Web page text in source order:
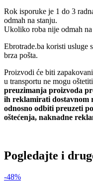
Rok isporuke je 1 do 3
odmah na stanju.
Ukoliko roba nije odmah
Ebrotrade.ba koristi usluge
brza pošta.
Proizvodi će biti
u transportu ne mogu
preuzimanja proizvoda
ih reklamirati dostavnom
odnosno odbiti preuzeti
oštećenja, naknadne
Pogledajte i
-48%